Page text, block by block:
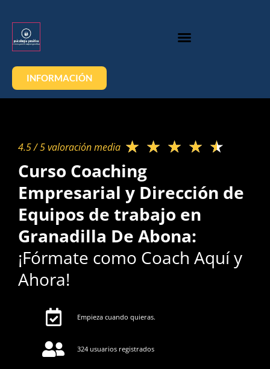
INFORMACIÓN
4.5 / 5 valoración media​ ★ ★ ★ ★ ★
Curso Coaching
Empresarial y Dirección de
Equipos de trabajo en
Granadilla De Abona:
¡Fórmate como Coach Aquí y
Ahora!
Empieza cuando quieras.
324 usuarios registrados